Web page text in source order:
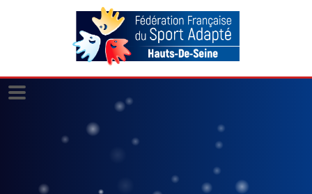
Panneau de gestion des cookies